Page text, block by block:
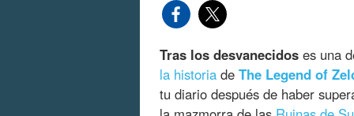
Tras los desvanecidos es una
la historia de The Legend of
tu diario después de haber